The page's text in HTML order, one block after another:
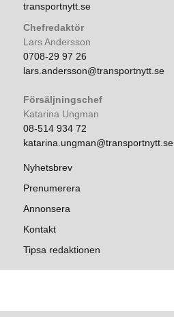
transportnytt.se
Chefredaktör
Lars Andersson
0708-29 97 26
lars.andersson@transportnytt.se
Försäljningschef
Katarina Ungman
08-514 934 72
katarina.ungman@transportnytt.se
Nyhetsbrev
Prenumerera
Annonsera
Kontakt
Tipsa redaktionen